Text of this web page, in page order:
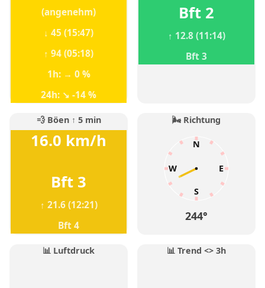
(angenehm)
↓ 45 (15:47)
↑ 94 (05:18)
1h: → 0 %
24h: ↘ -14 %
Bft 2
↑ 12.8 (11:14)
Bft 3
💨 Böen ↑ 5 min
16.0 km/h
Bft 3
↑ 21.6 (12:21)
Bft 4
🌬️ Richtung
N
S
E
W
244°
📊 Luftdruck 📊 Trend <> 3h